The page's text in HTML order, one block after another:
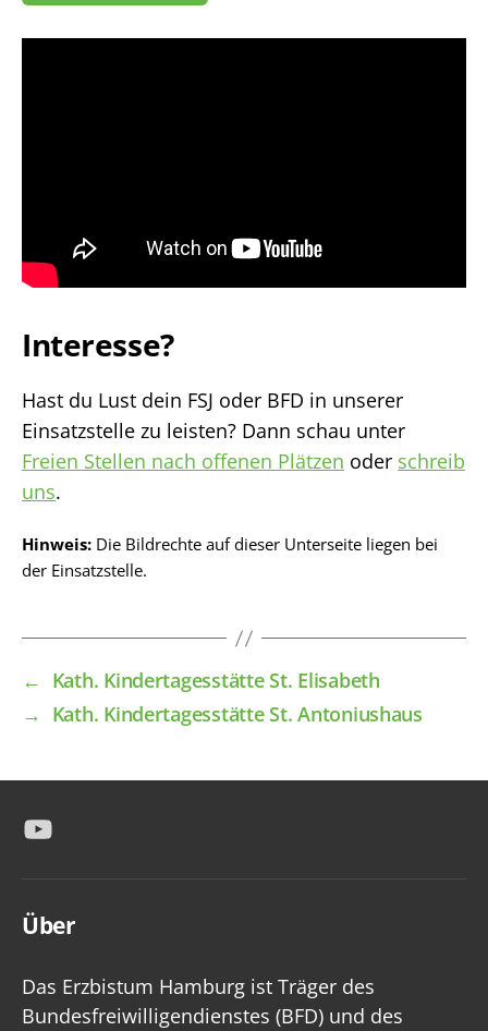
Interesse?
Hast du Lust dein FSJ oder BFD in unserer
Einsatzstelle zu leisten? Dann schau unter
Freien Stellen nach offenen Plätzen oder schreib
uns.
Hinweis: Die Bildrechte auf dieser Unterseite liegen bei
der Einsatzstelle.
← Kath. Kindertagesstätte St. Elisabeth
→ Kath. Kindertagesstätte St. Antoniushaus
YouTube
Über
Das Erzbistum Hamburg ist Träger des
Bundesfreiwilligendienstes (BFD) und des